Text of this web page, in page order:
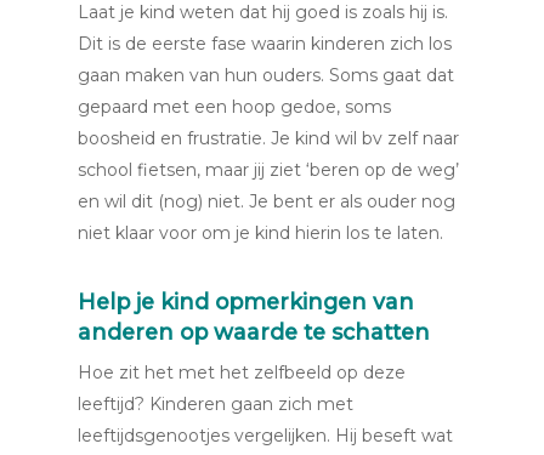
Laat je kind weten dat hij goed is zoals hij is.
Dit is de eerste fase waarin kinderen zich los
gaan maken van hun ouders. Soms gaat dat
gepaard met een hoop gedoe, soms
boosheid en frustratie. Je kind wil bv zelf naar
school fietsen, maar jij ziet ‘beren op de weg’
en wil dit (nog) niet. Je bent er als ouder nog
niet klaar voor om je kind hierin los te laten.
Help je kind opmerkingen van
anderen op waarde te schatten
Hoe zit het met het zelfbeeld op deze
leeftijd? Kinderen gaan zich met
leeftijdsgenootjes vergelijken. Hij beseft wat